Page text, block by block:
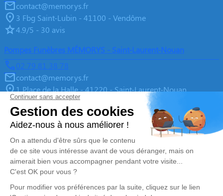
contact@memorys.fr
3 Fbg Saint-Lubin - 41100 - Vendôme
4.9/5 - 30 avis
Pompes Funèbres MÉMORYS - Saint-Laurent-Nouan
02 79 81 38 78
contact@memorys.fr
1 Place de la Halle - 41220 - Saint-Laurent-Nouan
4.9/5 - 10 avis
Pompes Funèbres MEMORYS à Blois
02 55 02 46 67
contact@memorys.fr
3 Boulevard de l'Industrie - 41000 - Blois
5/5 - 81 avis
Nos Services Liens utiles